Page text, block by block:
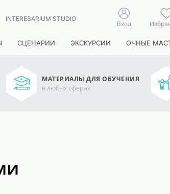
INTERESARIUM STUDIO
Вход
СЦЕНАРИИ ЭКСКУРСИИ ОЧНЫЕ
МАТЕРИАЛЫ ДЛЯ ОБУЧЕНИЯ
в любых сферах